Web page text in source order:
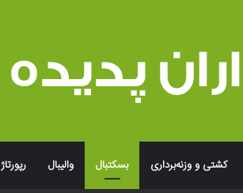
کشتی و وزنه‌برداری بسکتبال والیبال رپورتاژ